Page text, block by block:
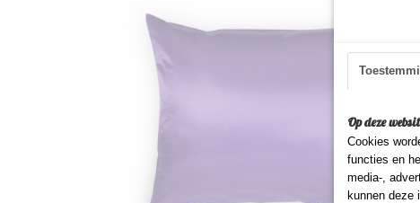
Op deze
Cookies
functies en
media-,
kunnen deze